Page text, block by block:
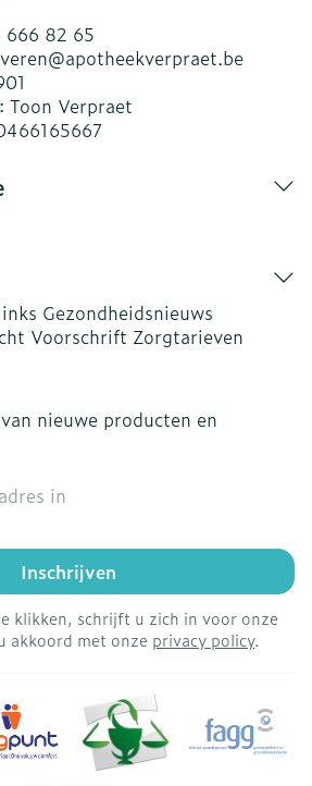
666 82 65
apotheekverpraet.be
Toon Verpraet
Gezondheidsnieuws
Voorschrift Zorgtarieven
nieuwe producten en
Inschrijven
klikken, schrijft u zich in voor onze
akkoord met onze privacy policy.